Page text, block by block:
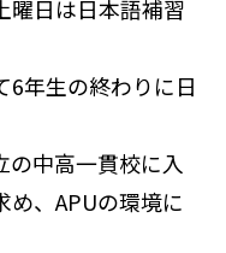
曜日は日本語補習
6年生の終わりに日
の中高一貫校に入
め、APUの環境に